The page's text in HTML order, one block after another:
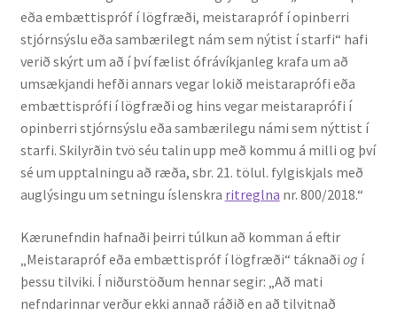
Yfirlit um kennslu
Stjórnun
Innan Háskólans
Samstarfsverkefni
Styrkir og verðlaun
Utan Háskólans
eða embættispróf í lögfræði, meistarapróf í opinberri
stjórnsýslu eða sambærilegt nám sem nýtist í starfi“ hafi
verið skýrt um að í því fælist ófrávíkjanleg krafa um að
umsækjandi hefði annars vegar lokið meistaraprófi eða
embættisprófi í lögfræði og hins vegar meistaraprófi í
opinberri stjórnsýslu eða sambærilegu námi sem nýttist í
starfi. Skilyrðin tvö séu talin upp með kommu á milli og því
sé um upptalningu að ræða, sbr. 21. tölul. fylgiskjals með
auglýsingu um setningu íslenskra ritreglna nr. 800/2018.“
Kærunefndin hafnaði þeirri túlkun að komman á eftir
„Meistarapróf eða embættispróf í lögfræði“ táknaði og í
þessu tilviki. Í niðurstöðum hennar segir: „Að mati
nefndarinnar verður ekki annað ráðið en að tilvitnað